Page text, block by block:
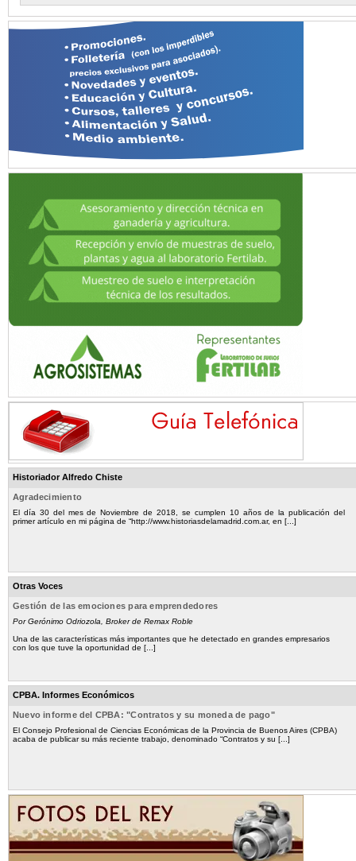
Historiador Alfredo Chiste
Agradecimiento
El día 30 del mes de Noviembre de 2018, se cumplen 10 años de la publicación del
primer artículo en mi página de “http://www.historiasdelamadrid.com.ar, en [...]
Otras Voces
Gestión de las emociones para emprendedores
Por Gerónimo Odriozola, Broker de Remax Roble
Una de las características más importantes que he detectado en grandes empresarios
con los que tuve la oportunidad de [...]
CPBA. Informes Económicos
Nuevo informe del CPBA: "Contratos y su moneda de pago"
El Consejo Profesional de Ciencias Económicas de la Provincia de Buenos Aires (CPBA)
acaba de publicar su más reciente trabajo, denominado “Contratos y su [...]